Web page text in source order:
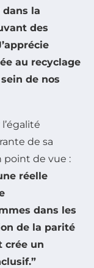
dans la
des
au recyclage
de nos
de sa
point de vue :
réelle
dans les
de la parité
crée un